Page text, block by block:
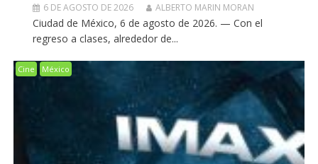
6 DE AGOSTO DE 2026 ALBERTO MARIN MORAN
Ciudad de México, 6 de agosto de 2026. — Con el
regreso a clases, alrededor de...
Cine México